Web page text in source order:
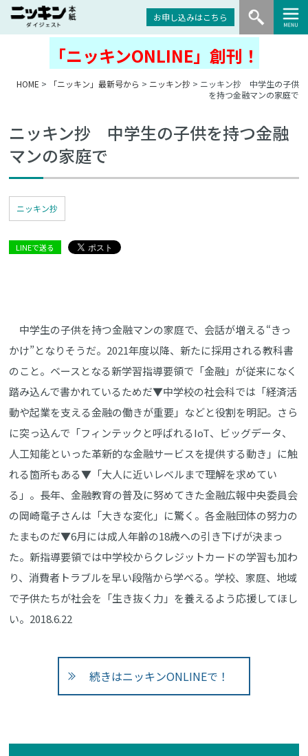
お申し込みはこちら
「ニッキンONLINE」創刊！
HOME > 「ニッキン」最新号から > ニッキン抄 > ニッキン抄 中学生の子供
を持つ金融マンの家庭で
ニッキン抄 中学生の子供を持つ金融
マンの家庭で
ニッキン抄
LINEで送る
中学生の子供を持つ金融マンの家庭で、会話が増える“きっ
かけ”となりそうだ。2021年度以降、新たに採用される教科書
のこと。ベースとなる新学習指導要領で「金融」が従来になく
踏み込んで書かれているためだ▼中学校の社会科では「経済活
動や起業を支える金融の働きが重要」などと役割を明記。さら
に突っ込んで「フィンテックと呼ばれるIoT、ビッグデータ、
人工知能といった革新的な金融サービスを提供する動き」に触
れる箇所もある▼「大人に近いレベルまで理解を求めてい
る」。長年、金融教育の普及に努めてきた金融広報中央委員会
の岡崎竜子さんは「大きな変化」に驚く。各金融団体の努力の
たまものだ▼6月には成人年齢の18歳への引き下げが決まっ
た。新指導要領では中学校からクレジットカードの学習も加わ
り、消費者トラブルを早い段階から学べる。学校、家庭、地域
で子供たちが社会を「生き抜く力」を養えるよう応援してほし
い。2018.6.22
続きはニッキンONLINEで！